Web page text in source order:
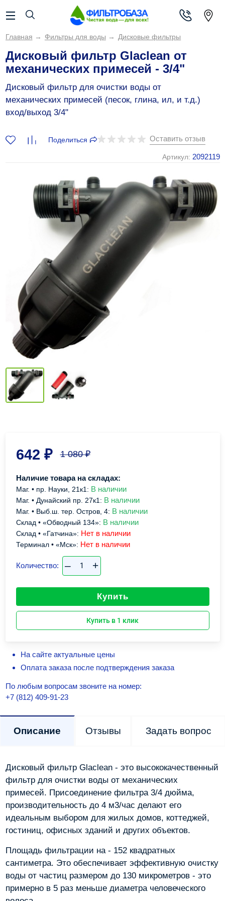
Главная → Фильтры для воды → Дисковые фильтры
Дисковый фильтр Glaclean от
механических примесей - 3/4"
Дисковый фильтр для очистки воды от
механических примесей (песок, глина, ил, и т.д.)
вход/выход 3/4"
Оставить отзыв
Артикул: 2092119
Поделиться
642 ₽ 1 080₽
Наличие товара на складах:
Маг. • пр. Науки, 21к1: В наличии
Маг. • Дунайский пр. 27к1: В наличии
Маг. • Выб.ш. тер. Остров, 4: В наличии
Склад • «Обводный 134»: В наличии
Склад • «Гатчина»: Нет в наличии
Терминал • «Мск»: Нет в наличии
Количество: – +
Купить
Купить в 1 клик
На сайте актуальные цены
Оплата заказа после подтверждения заказа
По любым вопросам звоните на номер:
+7 (812) 409-91-23
Описание Отзывы Задать вопрос
Дисковый фильтр Glaclean - это высококачественный
фильтр для очистки воды от механических
примесей. Присоединение фильтра 3/4 дюйма,
производительность до 4 м3/час делают его
идеальным выбором для жилых домов, коттеджей,
гостиниц, офисных зданий и других объектов.
Площадь фильтрации на - 152 квадратных
сантиметра. Это обеспечивает эффективную очистку
воды от частиц размером до 130 микрометров - это
примерно в 5 раз меньше диаметра человеческого